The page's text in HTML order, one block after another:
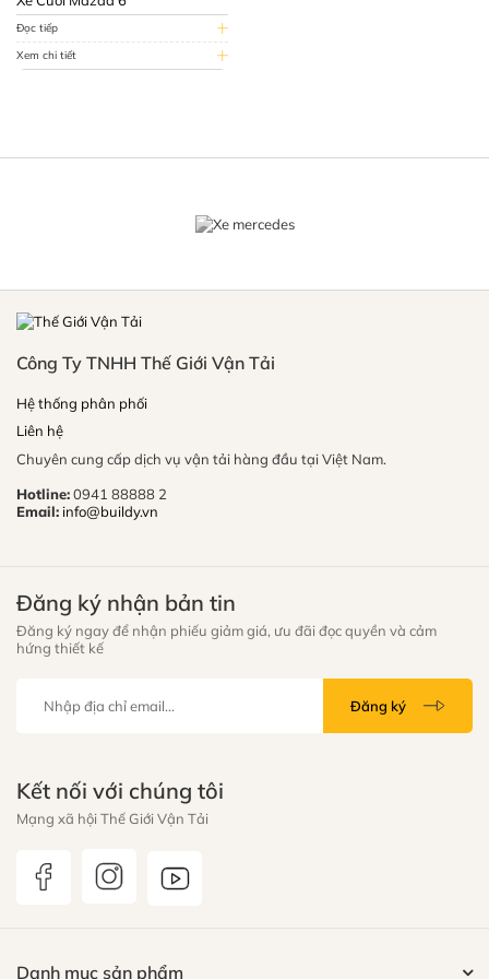
Đọc tiếp
Xem chi tiết
Công Ty TNHH Thế Giới Vận Tải
Hệ thống phân phối
Liên hệ
Chuyên cung cấp dịch vụ vận tải hàng đầu tại Việt Nam.
Hotline:0941 88888 2
Email:info@buildy.vn
Đăng ký nhận bản tin
Đăng ký ngay để nhận phiếu giảm giá, ưu đãi đọc quyền và cảm
hứng thiết kế
Đăng ký
Kết nối với chúng tôi
Mạng xã hội Thế Giới Vận Tải
Danh mục sản phẩm